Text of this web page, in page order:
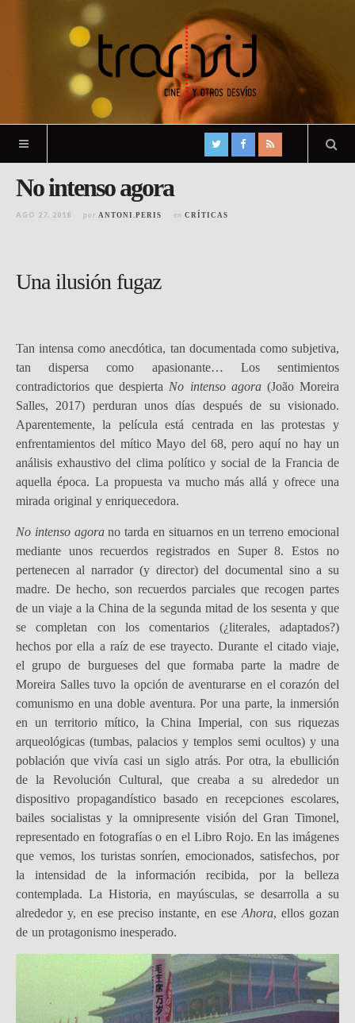
No intenso agora
AGO 27, 2018 por ANTONI.PERIS en CRÍTICAS
Una ilusión fugaz
Tan intensa como anecdótica, tan documentada como subjetiva,
tan dispersa como apasionante… Los sentimientos
contradictorios que despierta No intenso agora(João Moreira
Salles, 2017) perduran unos días después de su visionado.
Aparentemente, la película está centrada en las protestas y
enfrentamientos del mítico Mayo del 68, pero aquí no hay un
análisis exhaustivo del clima político y social de la Francia de
aquella época. La propuesta va mucho más allá y ofrece una
mirada original y enriquecedora.
No intenso agorano tarda en situarnos en un terreno emocional
mediante unos recuerdos registrados en Super 8. Estos no
pertenecen al narrador (y director) del documental sino a su
madre. De hecho, son recuerdos parciales que recogen partes
de un viaje a la China de la segunda mitad de los sesenta y que
se completan con los comentarios (¿literales, adaptados?)
hechos por ella a raíz de ese trayecto. Durante el citado viaje,
el grupo de burgueses del que formaba parte la madre de
Moreira Salles tuvo la opción de aventurarse en el corazón del
comunismo en una doble aventura. Por una parte, la inmersión
en un territorio mítico, la China Imperial, con sus riquezas
arqueológicas (tumbas, palacios y templos semi ocultos) y una
población que vivía casi un siglo atrás. Por otra, la ebullición
de la Revolución Cultural, que creaba a su alrededor un
dispositivo propagandístico basado en recepciones escolares,
bailes socialistas y la omnipresente visión del Gran Timonel,
representado en fotografías o en el Libro Rojo. En las imágenes
que vemos, los turistas sonríen, emocionados, satisfechos, por
la intensidad de la información recibida, por la belleza
contemplada. La Historia, en mayúsculas, se desarrolla a su
alrededor y, en ese preciso instante, en ese Ahora, ellos gozan
de un protagonismo inesperado.